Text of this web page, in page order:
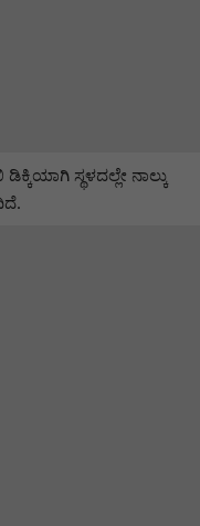
ಸ್ಥಳದಲ್ಲೇ ನಾಲ್ಕು